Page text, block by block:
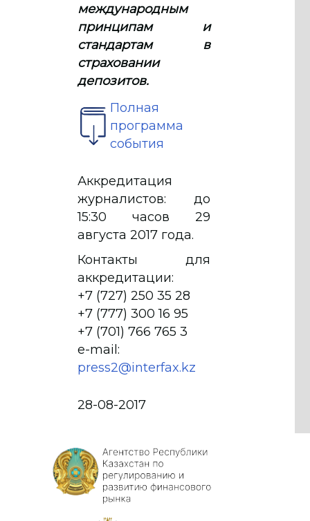
международным
принципам и
стандартам в
страховании
депозитов.
Полная
программа
события
Аккредитация
журналистов: до
15:30 часов 29
августа 2017 года.
Контакты для
аккредитации:
+7 (727) 250 35 28
+7 (777) 300 16 95
+7 (701) 766 765 3
e-mail:
press2@interfax.kz
28-08-2017